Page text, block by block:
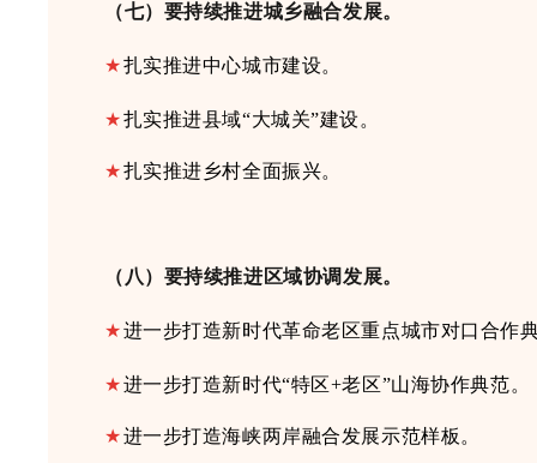
（七）要持续推进城乡融合发展。
★扎实推进中心城市建设。
★扎实推进县域“大城关”建设。
★扎实推进乡村全面振兴。
（八）要持续推进区域协调发展。
★进一步打造新时代革命老区重点城市对口合作
★进一步打造新时代“特区+老区”山海协作典范。
★进一步打造海峡两岸融合发展示范样板 。